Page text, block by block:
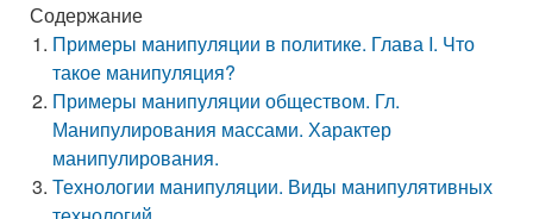
Содержание
Примеры манипуляции в политике. Глава I. Что
такое манипуляция?
Примеры манипуляции обществом. Гл.
Манипулирования массами. Характер
манипулирования.
Технологии манипуляции. Виды манипулятивных